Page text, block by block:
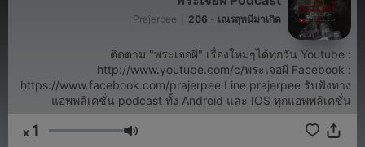
Prajerpee 206 - เณรสุหนีมาเกิด
ติดตาม "พระเจอผี" เรื่องใหม่ๆได้ทุกวัน Youtube :
http://www.youtube.com/c/พระเจอผี Facebook :
https://www.facebook.com/prajerpee Line prajerpee รับฟังทาง
แอพพลิเคชั่น podcast ทั้ง Android และ IOS ทุกแอพพลิเคชั่น
עוצמת שמע 1